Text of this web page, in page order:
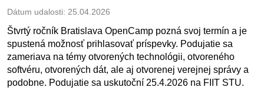
Dátum udalosti: 25.04.2026
Štvrtý ročník Bratislava OpenCamp pozná svoj termín a je
spustená možnosť prihlasovať príspevky. Podujatie sa
zameriava na témy otvorených technológii, otvoreného
softvéru, otvorených dát, ale aj otvorenej verejnej správy a
podobne. Podujatie sa uskutoční 25.4.2026 na FIIT STU.